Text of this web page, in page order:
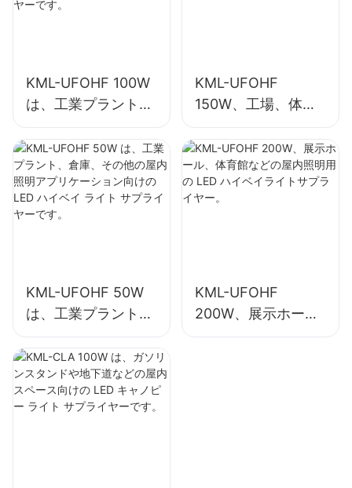
KML-UFOHF 100W
は、工業プラント、
倉庫、その他の屋内
照明アプリケーショ
ン向けの LED ハイ
ベイ ライト サプラ
イヤーです。
KML-UFOHF
150W、工場、体育
館などの屋内照明用
の LED ハイベイラ
イトサプライヤー。
KML-UFOHF 50W
は、工業プラント、
倉庫、その他の屋内
照明アプリケーショ
ン向けの LED ハイ
ベイ ライト サプラ
KML-UFOHF
200W、展示ホー
ル、体育館などの屋